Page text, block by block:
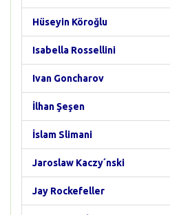
Hüseyin Köroğlu
Isabella Rossellini
Ivan Goncharov
İlhan Şeşen
İslam Slimani
Jaroslaw Kaczy´nski
Jay Rockefeller